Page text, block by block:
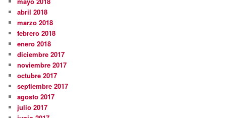
abril 2018
marzo 2018
febrero 2018
enero 2018
diciembre 2017
noviembre 2017
octubre 2017
septiembre 2017
agosto 2017
julio 2017